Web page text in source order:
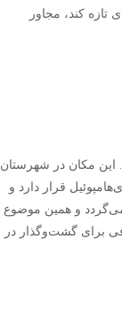
غربی، ۵ کیلومتری روستای تازه کند، مجاور
این مکان در شهرستان
مجاور غارهای‌هامپوئیل قرار دارد و
و همین موضوع
برای گشت‌وگذار در